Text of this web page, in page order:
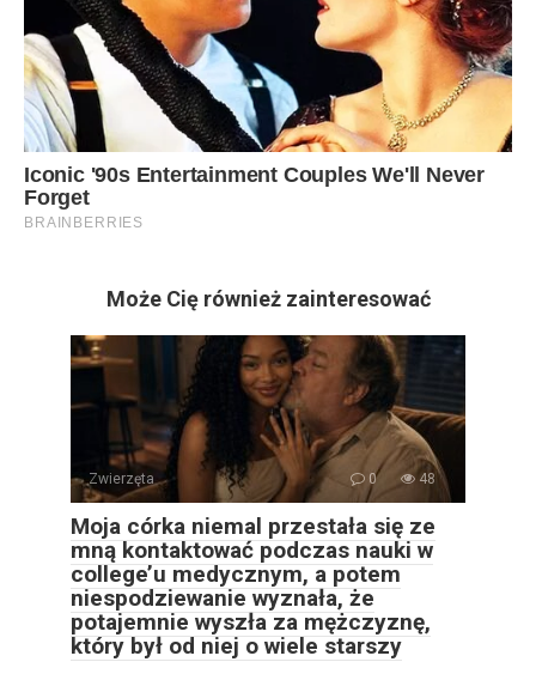
Może Cię również zainteresować
Zwierzęta 0 48
Moja córka niemal przestała się ze
mną kontaktować podczas nauki w
college’u medycznym, a potem
niespodziewanie wyznała, że
potajemnie wyszła za mężczyznę,
który był od niej o wiele starszy